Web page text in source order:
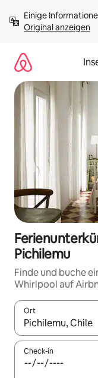
Inhalten
springenOriginal anzeigen
Pichilemu
Finde und buche
Whirlpool auf
Ort
Wenn Ergebnisse
Check-in